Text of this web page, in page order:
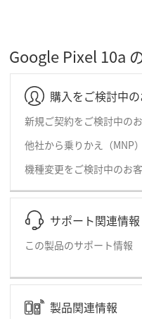
Google Pixel 10a
購入をご検討中
新規ご契約をご検討中の
他社から乗りかえ（MNP
機種変更をご検討中のお
サポート関連情報
この製品のサポート情報
製品関連情報